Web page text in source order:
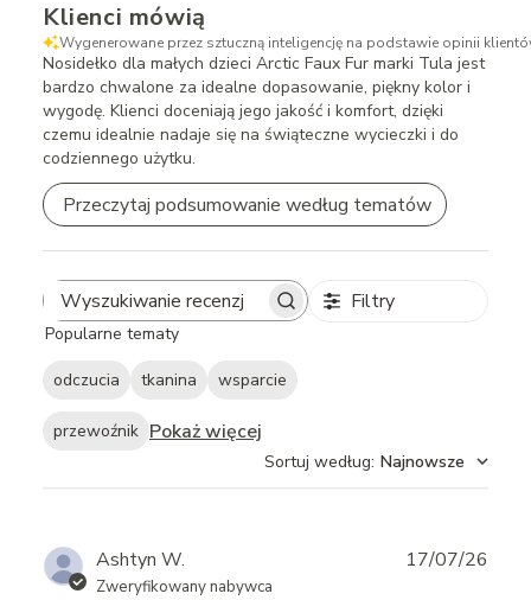
Klienci mówią
Wygenerowane przez sztuczną inteligencję na podstawie opinii
Nosidełko dla małych dzieci Arctic Faux Fur marki Tula jest
bardzo chwalone za idealne dopasowanie, piękny kolor i
wygodę. Klienci doceniają jego jakość i komfort, dzięki
czemu idealnie nadaje się na świąteczne wycieczki i do
codziennego użytku.
Przeczytaj podsumowanie według tematów
Search
reviews
Filtry
Popularne tematy
odczucia tkanina wsparcie
przewoźnik Pokaż więcej
Sortuj według: Najnowsze
Ashtyn W.
Zweryfikowany nabywca
17/07/26